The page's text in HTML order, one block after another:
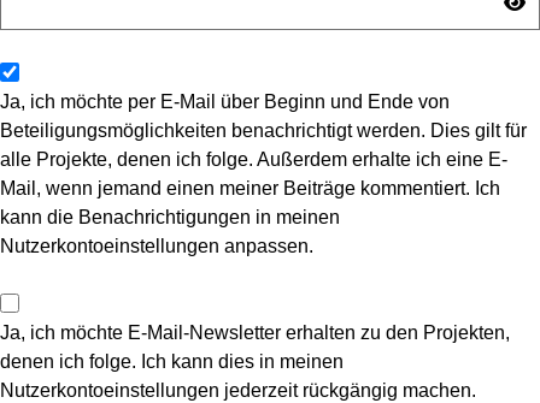
Ja, ich möchte per E-Mail über Beginn und Ende von
Beteiligungsmöglichkeiten benachrichtigt werden. Dies gilt für
alle Projekte, denen ich folge. Außerdem erhalte ich eine E-
Mail, wenn jemand einen meiner Beiträge kommentiert. Ich
kann die Benachrichtigungen in meinen
Nutzerkontoeinstellungen anpassen.
Ja, ich möchte E-Mail-Newsletter erhalten zu den Projekten,
denen ich folge. Ich kann dies in meinen
Nutzerkontoeinstellungen jederzeit rückgängig machen.